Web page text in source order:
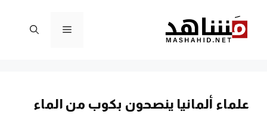
المحتوى
القائمة
علماء ألمانيا ينصحون بكوب من الماء